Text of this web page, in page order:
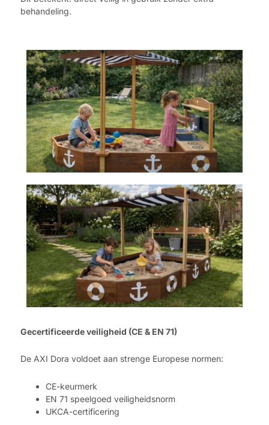
behandeling.
Gecertificeerde veiligheid (CE & EN 71)
De AXI Dora voldoet aan strenge Europese normen:
CE-keurmerk
EN 71 speelgoed veiligheidsnorm
UKCA-certificering